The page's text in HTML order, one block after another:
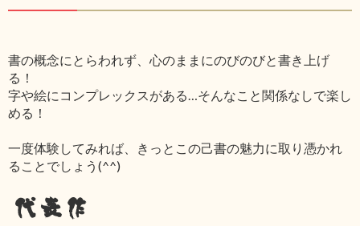
書の概念にとらわれず、心のままにのびのびと書き上げ
る！
字や絵にコンプレックスがある…そんなこと関係なしで楽し
める！
一度体験してみれば、きっとこの己書の魅力に取り憑かれ
ることでしょう(^^)
代表作